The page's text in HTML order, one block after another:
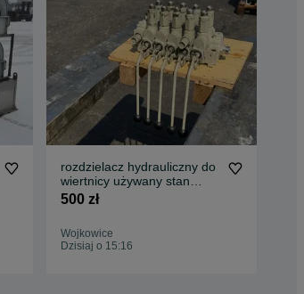
rozdzielacz hydrauliczny do
wiertnicy używany stan
dobry
500 zł
Wojkowice
Dzisiaj o 15:16